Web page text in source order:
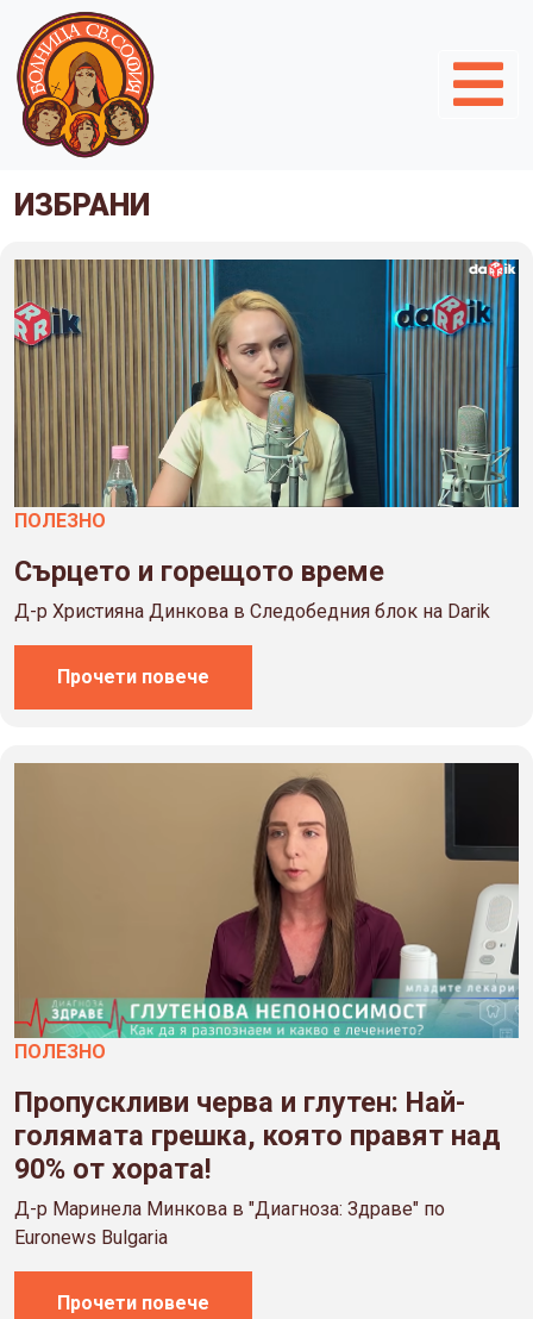
ИЗБРАНИ
ПОЛЕЗНO
Сърцето и горещото време
Д-р Християна Динкова в Следобедния блок на Darik
Прочети повече
ПОЛЕЗНO
Пропускливи черва и глутен: Най-
голямата грешка, която правят над
90% от хората!
Д-р Маринела Минкова в "Диагноза: Здраве" по
Euronews Bulgaria
Прочети повече